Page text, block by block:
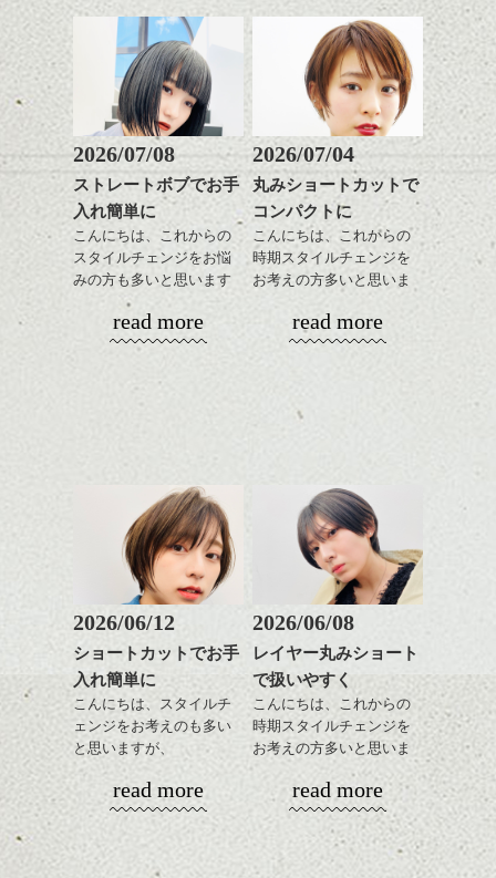
塩ラーメンというものにあまり興味が湧か
なかった私ですが、食べたら意外と美味し
い！！
わたし塩ラーメンが好きなのかもしれない
ナチュラルなトーンの色
で柔らかさをプラスする
のも良いですね。
またクセ毛の方は質感調
整のストレートパーマで
髪質改善すると
更に扱いやすくなるので
おすすめです。
いつものスタイリングが
ドライした後オイルやワ
ックスをなじませるだけ
に。
これからのスタイルチェ
ンジの事、髪質に合った
せます。
質感をかるくととのえな
がら耳かけアレンジする
のも良い感じです。
これからのスタイルチェ
ンジ、似合うカラーリン
グの事やお手入れ方法な
ど
是非なんでもご相談して
下さいね。
シバタ
ハンサムショート／ヘッド
スパ／伸びても目立たない
ヘアカラー/ハイライト/ダブ
ルカラー/髪質改善/TOKIOト
リートメント/ブリーチ/イン
ベージュ系等の肌を綺麗
に見せる効果のあるカラ
ーリングをプラスして透
明感を表現すると
更に雰囲気が出やすくな
って毎日のお手入れも簡
単になりますよ。
ム等の質感を調整しやす
いものを全体になじませ
整えるだけですよ。
ンジの事等
是非なんでもご相談して
下さい。
お待ちしております
シバタ
ナチュラルなベージュカ
ラーで全体にツヤと透明
感をプラスして
質感も綺麗に見せやす
スタイリング方法は全体
をドライした後、
ワックスとオイルを混ぜ
ながらもみこみ、なじま
せます。
質感をかるくととのえな
がら耳かけアレンジする
のも良い感じです。
グの事やお手入れ方法な
2026/07/08
ストレートボブでお手
入れ簡単に
こんにちは、これからの
スタイルチェンジをお悩
みの方も多いと思います
やっぱりボブでお手入れ
しやすいスタイルだと毎
も出しやすくていろいろ
おすすめですね。
前髪もやや重めにカット
してラインを強調するの
もこれからは良い感じで
す、
目元が引き締まった印象
に。
read more
2026/07/04
丸みショートカットで
コンパクトに
こんにちは、これからの
時期スタイルチェンジを
お考えの方多いと思いま
コンパクトなフォルムが
いろんなシーンに雰囲気
そんなショートカット。
軽めの前髪で透け感を演
出できるので、
この時期とてもおすすめ
ですよ。
read more
2026/06/12
ショートカットでお手
入れ簡単に
こんにちは、スタイルチ
ェンジをお考えのも多い
と思いますが、
丸みショートでタイトに
演出したスタイルもこれ
からの季節とてもおすす
read more
2026/06/08
レイヤー丸みショート
で扱いやすく
こんにちは、これからの
時期スタイルチェンジを
お考えの方多いと思いま
コンパクトなフォルムが
全体のバランスを良く見
せてくれる効果もあり、
read more